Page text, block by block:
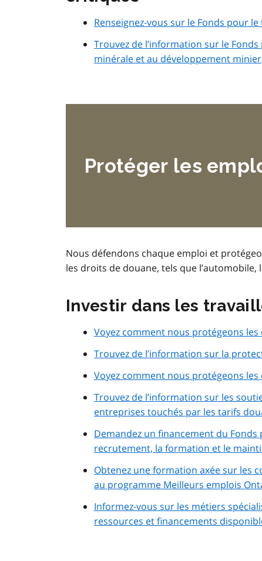
Renseignez‑vous sur le Fonds pour
Trouvez de l’information sur le
minérale et au développement minier
Protéger les
Nous défendons chaque emploi et
les droits de douane, tels que l’automobile,
Investir dans les
Voyez comment nous protégeons
Trouvez de l’information sur la
Voyez comment nous protégeons
Trouvez de l’information sur les
entreprises touchés par les tarifs
Demandez un financement du
recrutement, la formation et le
Obtenez une formation axée sur les
au programme Meilleurs emplois
Informez‑vous sur les métiers
ressources et financements